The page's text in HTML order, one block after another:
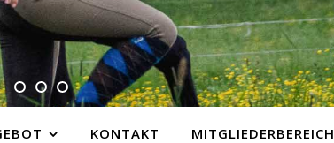
KONTAKT MITGLIEDERBEREICH